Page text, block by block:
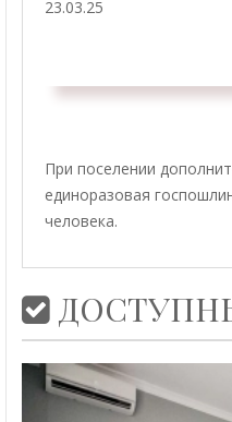
23.03.25
При поселении
единоразовая
человека.